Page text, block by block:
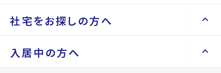
space_dashboard
土地を探す
不動産を貸すまでの流れ
空き家サポートサービス
不動産を売却したい keyboard_arrow_right
Renotta（リノッタ） keyboard_arrow_right
会社案内 keyboard_arrow_right
会社概要・沿革 keyboard_arrow_right
社宅をお探しの方へ keyboard_arrow_up
社宅をお探しの方へ keyboard_arrow_right
入居中の方へ keyboard_arrow_up
仙石線/宮城野原駅 徒歩29分